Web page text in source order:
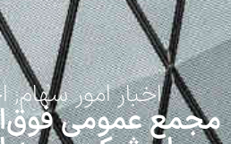
اخبار امور سهام,
مجمع عمومی